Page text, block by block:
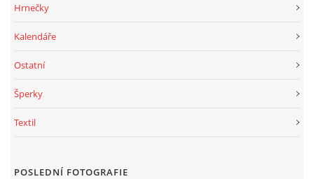
Hrnečky
Kalendáře
Ostatní
Šperky
Textil
POSLEDNÍ FOTOGRAFIE